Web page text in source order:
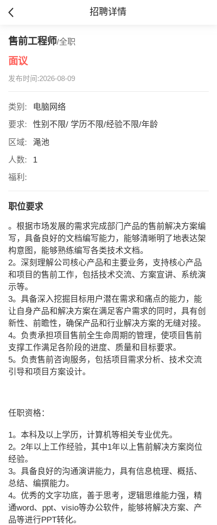
招聘详情
售前工程师/全职
面议
发布时间:2026-08-09
类别:
电脑网络
要求:
性别不限/ 学历不限/经验不限/年龄
区域:
渑池
人数:
1
福利:
职位要求
。根据市场发展的需求完成部门产品的售前解决方案编
写，具备良好的文档编写能力，能够清晰明了地表达架
构意图，能够熟练编写各类技术文档。
2。深刻理解公司核心产品和主要业务，支持核心产品
和项目的售前工作，包括技术交流、方案宣讲、系统演
示等。
3。具备深入挖掘目标用户潜在需求和痛点的能力，能
让自身产品和解决方案在满足客户需求的同时，具有创
新性、前瞻性，确保产品和行业解决方案的无缝对接。
4。负责承担项目售前全生命周期的管理，使项目售前
支撑工作满足各阶段的进度、质量和目标要求。
5。负责售前咨询服务，包括项目需求分析、技术交流
引导和项目方案设计。
任职资格：
1。本科及以上学历，计算机等相关专业优先。
2。2年以上工作经验，其中1年以上售前解决方案岗位
经验。
3。具备良好的沟通演讲能力，具有信息梳理、概括、
总结、编撰能力。
4。优秀的文字功底，善于思考，逻辑思维能力强，精
通word、ppt、visio等办公软件，能够将解决方案、产
品等进行PPT转化。